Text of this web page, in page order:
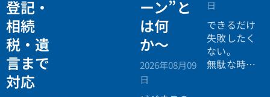
登記・
相続
税・遺
言まで
対応
ーン”と
は何
か〜
2026年08月09
日
日
できるだけ
失敗したく
ない。
無駄な時間